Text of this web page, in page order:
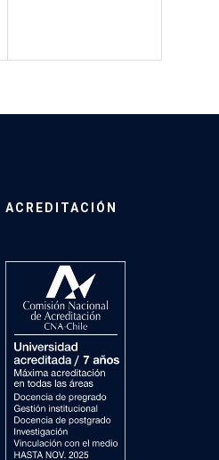
ACREDITACIÓN